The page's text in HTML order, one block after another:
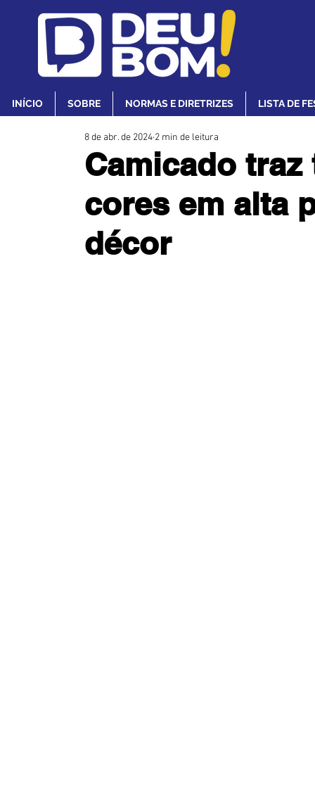
INÍCIO SOBRE NORMAS E DIRETRIZES LISTA DE
Camicado
cores em alta
décor
8 de abr. de 2024 2 min de leitura